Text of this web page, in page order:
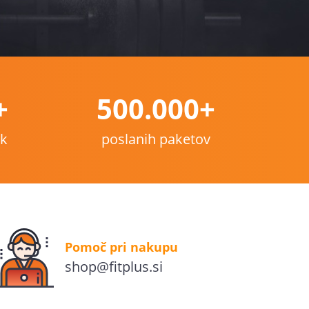
500.000+
poslanih paketov
Pomoč pri nakupu
shop@fitplus.si